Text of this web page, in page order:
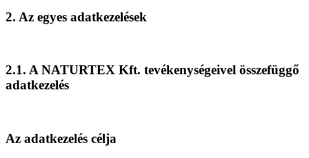
2. Az egyes adatkezelések
2.1. A NATURTEX Kft. tevékenységeivel összefüggő
adatkezelés
Az adatkezelés célja